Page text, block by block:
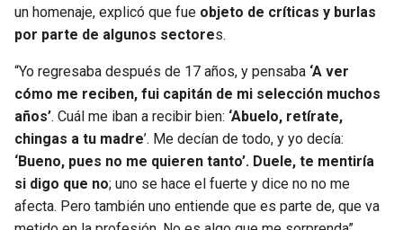
un homenaje, explicó que fue objeto de críticas y burlas
por parte de algunos sectores.
“Yo regresaba después de 17 años, y pensaba ‘A ver
cómo me reciben, fui capitán de mi selección muchos
años’. Cuál me iban a recibir bien: ‘Abuelo, retírate,
chingas a tu madre’. Me decían de todo, y yo decía:
‘Bueno, pues no me quieren tanto’. Duele, te mentiría
si digo que no; uno se hace el fuerte y dice no no me
afecta. Pero también uno entiende que es parte de, que va